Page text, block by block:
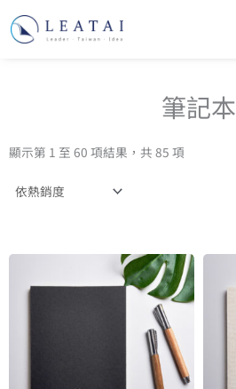
筆記本
顯示第 1 至 60 項結果，共 85 項